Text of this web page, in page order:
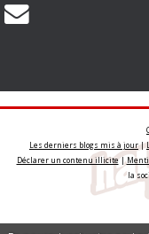
Les derniers blogs mis à jour|
Déclarer un contenu illicite|
la